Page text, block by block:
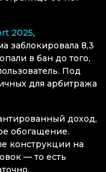
2025,
заблокировала 8,3
в бан до того,
Под
для арбитража
доход,
обогащение.
конструкции на
— то есть